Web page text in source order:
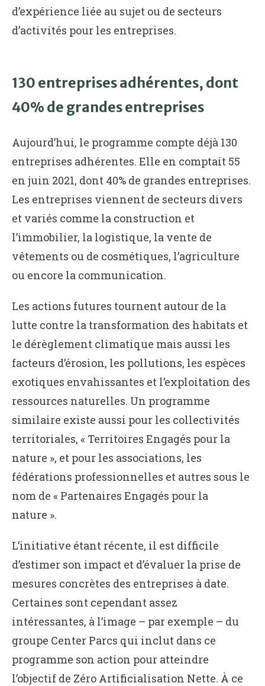
d’expérience liée au sujet ou de secteurs
d’activités pour les entreprises.
130 entreprises adhérentes, dont
40% de grandes entreprises
Aujourd’hui, le programme compte déjà 130
entreprises adhérentes. Elle en comptait 55
en juin 2021, dont 40% de grandes entreprises.
Les entreprises viennent de secteurs divers
et variés comme la construction et
l’immobilier, la logistique, la vente de
vêtements ou de cosmétiques, l’agriculture
ou encore la communication.
Les actions futures tournent autour de la
lutte contre la transformation des habitats et
le dérèglement climatique mais aussi les
facteurs d’érosion, les pollutions, les espèces
exotiques envahissantes et l’exploitation des
ressources naturelles. Un programme
similaire existe aussi pour les collectivités
territoriales, « Territoires Engagés pour la
nature », et pour les associations, les
fédérations professionnelles et autres sous le
nom de « Partenaires Engagés pour la
nature ».
L’initiative étant récente, il est difficile
d’estimer son impact et d’évaluer la prise de
mesures concrètes des entreprises à date.
Certaines sont cependant assez
intéressantes, à l’image – par exemple – du
groupe Center Parcs qui inclut dans ce
programme son action pour atteindre
l’objectif de Zéro Artificialisation Nette. À ce